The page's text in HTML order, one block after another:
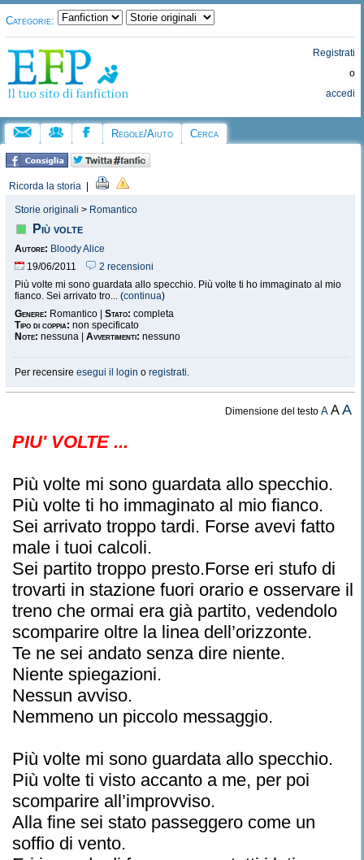
Categorie:
Registrati
o
accedi
Regole/Aiuto Cerca
Ricorda la storia
Storie originali > Romantico
Più volte
Autore: Bloody Alice
19/06/2011
2 recensioni
Più volte mi sono guardata allo specchio. Più volte ti ho immaginato al mio
fianco. Sei arrivato tro... (continua)
Genere: Romantico | Stato: completa
Tipo di coppia: non specificato
Note: nessuna | Avvertimenti: nessuno
Per recensire esegui il login o registrati.
Dimensione del testoA AA
PIU' VOLTE ...
Più volte mi sono guardata allo specchio.
Più volte ti ho immaginato al mio fianco.
Sei arrivato troppo tardi. Forse avevi fatto
male i tuoi calcoli.
Sei partito troppo presto.Forse eri stufo di
trovarti in stazione fuori orario e osservare il
treno che ormai era già partito, vedendolo
scomparire oltre la linea dell’orizzonte.
Te ne sei andato senza dire niente.
Niente spiegazioni.
Nessun avviso.
Nemmeno un piccolo messaggio.
Più volte mi sono guardata allo specchio.
Più volte ti visto accanto a me, per poi
scomparire all’improvviso.
Alla fine sei stato passeggero come un
soffio di vento.